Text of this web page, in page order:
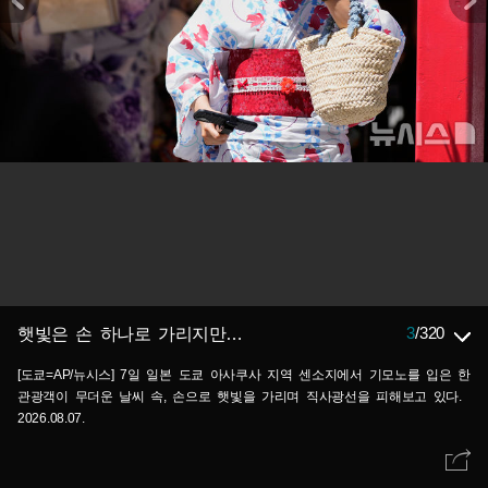
햇빛은 손 하나로 가리지만… 3/320
[도쿄=AP/뉴시스] 7일 일본 도쿄 아사쿠사 지역 센소지에서 기모노를 입은 한
관광객이 무더운 날씨 속, 손으로 햇빛을 가리며 직사광선을 피해보고 있다.
2026.08.07.